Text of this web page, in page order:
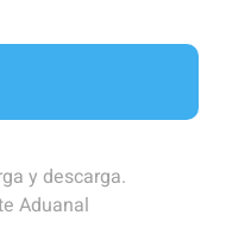
y descarga.
Aduanal